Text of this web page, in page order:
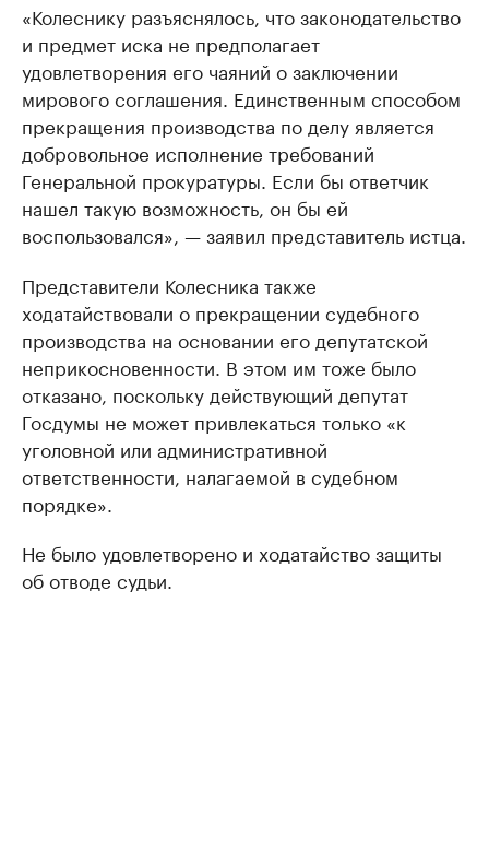
«Колеснику разъяснялось, что законодательство
и предмет иска не предполагает
удовлетворения его чаяний о заключении
мирового соглашения. Единственным способом
прекращения производства по делу является
добровольное исполнение требований
Генеральной прокуратуры. Если бы ответчик
нашел такую возможность, он бы ей
воспользовался», — заявил представитель истца.
Представители Колесника также
ходатайствовали о прекращении судебного
производства на основании его депутатской
неприкосновенности. В этом им тоже было
отказано, поскольку действующий депутат
Госдумы не может привлекаться только «к
уголовной или административной
ответственности, налагаемой в судебном
порядке».
Не было удовлетворено и ходатайство защиты
об отводе судьи.